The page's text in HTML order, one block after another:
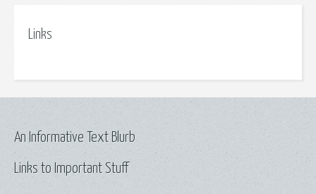
Links
Links to Important Stuff
An Informative Text Blurb